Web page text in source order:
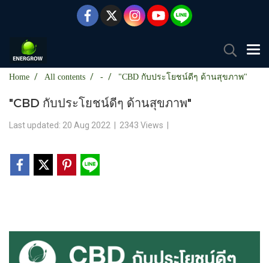
Home All contents - "CBD กับประโยชน์ดีๆ ด้านสุขภาพ"
"CBD กับประโยชน์ดีๆ ด้านสุขภาพ"
Last updated: 20 Aug 2022 2343 Views